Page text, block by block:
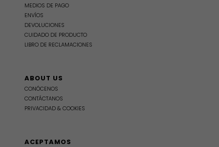
MEDIOS DE PAGO
ENVÍOS
DEVOLUCIONES
CUIDADO DE PRODUCTO
LIBRO DE RECLAMACIONES
ABOUT US
CONÓCENOS
CONTÁCTANOS
PRIVACIDAD & COOKIES
ACEPTAMOS